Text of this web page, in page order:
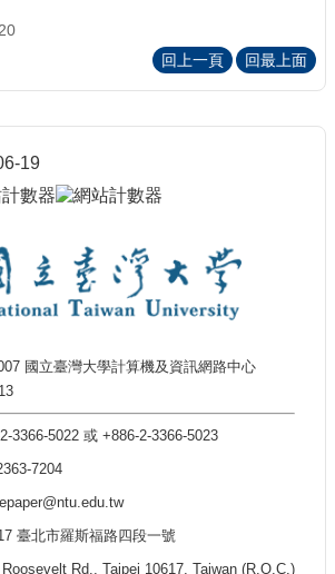
回上一頁
回最上面
19
立臺灣大學計算機及資訊網路中心
5022 或 +886-2-3366-5023
7204
北市羅斯福路四段一號
Rd., Taipei 10617, Taiwan (R.O.C.)